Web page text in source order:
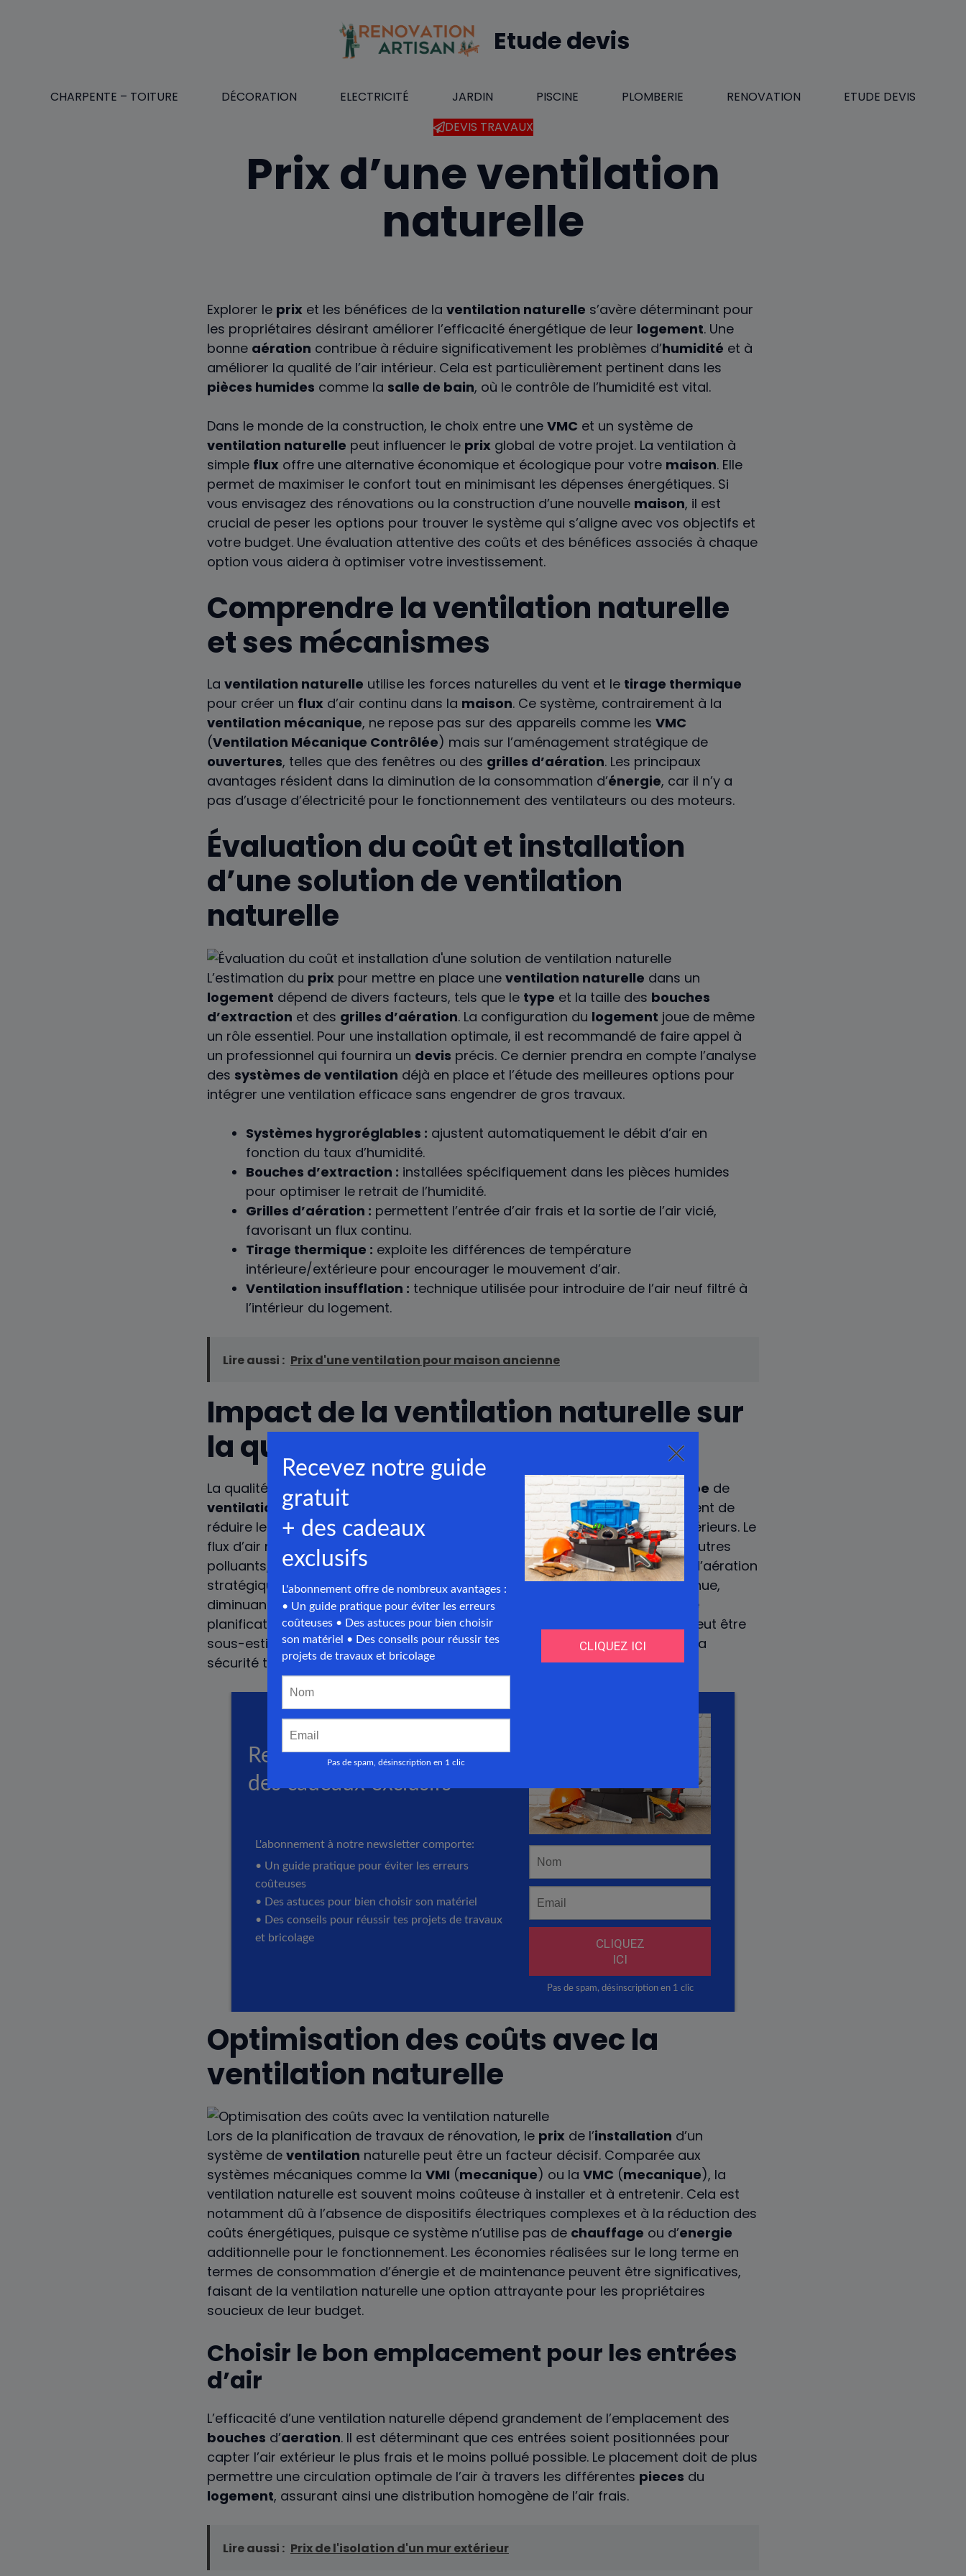
Etude devis
CHARPENTE – TOITURE DÉCORATION ELECTRICITÉ JARDIN PISCINE PLOMBERIE RENOVATION
ETUDE DEVIS
DEVIS TRAVAUX
Prix d’une ventilation
naturelle
Explorer le prix et les bénéfices de la ventilation naturelle s’avère déterminant pour
les propriétaires désirant améliorer l’efficacité énergétique de leur logement. Une
bonne aération contribue à réduire significativement les problèmes d’humidité et à
améliorer la qualité de l’air intérieur. Cela est particulièrement pertinent dans les
pièces humides comme la salle de bain, où le contrôle de l’humidité est vital.
Dans le monde de la construction, le choix entre une VMC et un système de
ventilation naturelle peut influencer le prix global de votre projet. La ventilation à
simple flux offre une alternative économique et écologique pour votre maison. Elle
permet de maximiser le confort tout en minimisant les dépenses énergétiques. Si
vous envisagez des rénovations ou la construction d’une nouvelle maison, il est
crucial de peser les options pour trouver le système qui s’aligne avec vos objectifs et
votre budget. Une évaluation attentive des coûts et des bénéfices associés à chaque
option vous aidera à optimiser votre investissement.
Comprendre la ventilation naturelle
et ses mécanismes
La ventilation naturelle utilise les forces naturelles du vent et le tirage thermique
pour créer un flux d’air continu dans la maison. Ce système, contrairement à la
ventilation mécanique, ne repose pas sur des appareils comme les VMC
(Ventilation Mécanique Contrôlée) mais sur l’aménagement stratégique de
ouvertures, telles que des fenêtres ou des grilles d’aération. Les principaux
avantages résident dans la diminution de la consommation d’énergie, car il n’y a
pas d’usage d’électricité pour le fonctionnement des ventilateurs ou des moteurs.
Évaluation du coût et installation
d’une solution de ventilation
naturelle
L’estimation du prix pour mettre en place une ventilation naturelle dans un
logement dépend de divers facteurs, tels que le type et la taille des bouches
d’extraction et des grilles d’aération. La configuration du logement joue de même
un rôle essentiel. Pour une installation optimale, il est recommandé de faire appel à
un professionnel qui fournira un devis précis. Ce dernier prendra en compte l’analyse
des systèmes de ventilation déjà en place et l’étude des meilleures options pour
intégrer une ventilation efficace sans engendrer de gros travaux.
Systèmes hygroréglables : ajustent automatiquement le débit d’air en
fonction du taux d’humidité.
Bouches d’extraction : installées spécifiquement dans les pièces humides
pour optimiser le retrait de l’humidité.
Grilles d’aération : permettent l’entrée d’air frais et la sortie de l’air vicié,
favorisant un flux continu.
Tirage thermique : exploite les différences de température
intérieure/extérieure pour encourager le mouvement d’air.
Ventilation insufflation : technique utilisée pour introduire de l’air neuf filtré à
l’intérieur du logement.
Lire aussi : Prix d'une ventilation pour maison ancienne
Impact de la ventilation naturelle sur
la qualité de l’air intérieur
La qualité de l’air dans votre est directement influencée par letype de
ventilation utilisé. Une ventilation naturelle bien conçue permet non seulement de
réduire les niveaux d’ humidité, mais de même de contrôler les polluants intérieurs. Le
flux d’air naturel élimine efficacement les composés organiques volatils et autres
polluants, améliorant ainsi la santé des occupants. En intégrant desgrilles
d’aération
stratégiquement placées, le renouvellement de l’air se fait de manière continue,
diminuant ainsi la présence de moisissures et allergènes. L’importance d’une
planification détaillée et d’une mise en œuvre précise de ces systèmes ne peut être
sous-estimée, car elle garantit une aération adéquate sans compromettre la
sécurité thermique dulogement.
Optimisation des coûts avec la
ventilation naturelle
Lors de la planification de travaux de rénovation, le prix de l’installation d’un
système de ventilation naturelle peut être un facteur décisif. Comparée aux
systèmes mécaniques comme la VMI (mecanique) ou la VMC (mecanique), la
ventilation naturelle est souvent moins coûteuse à installer et à entretenir. Cela est
notamment dû à l’absence de dispositifs électriques complexes et à la réduction des
coûts énergétiques, puisque ce système n’utilise pas de chauffage ou d’energie
additionnelle pour le fonctionnement. Les économies réalisées sur le long terme en
termes de consommation d’énergie et de maintenance peuvent être significatives,
faisant de la ventilation naturelle une option attrayante pour les propriétaires
soucieux de leur budget.
Choisir le bon emplacement pour les entrées
d’air
L’efficacité d’une ventilation naturelle dépend grandement de l’emplacement des
bouches d’aeration. Il est déterminant que ces entrées soient positionnées pour
capter l’air extérieur le plus frais et le moins pollué possible. Le placement doit de plus
permettre une circulation optimale de l’air à travers les différentes pieces du
logement, assurant ainsi une distribution homogène de l’air frais.
Lire aussi : Prix de l'isolation d'un mur extérieur